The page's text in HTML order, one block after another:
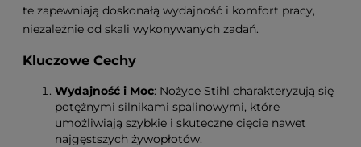
te zapewniają doskonałą wydajność i komfort pracy,
niezależnie od skali wykonywanych zadań.
Kluczowe Cechy
Wydajność i Moc: Nożyce Stihl charakteryzują się
potężnymi silnikami spalinowymi, które
umożliwiają szybkie i skuteczne cięcie nawet
najgęstszych żywopłotów.